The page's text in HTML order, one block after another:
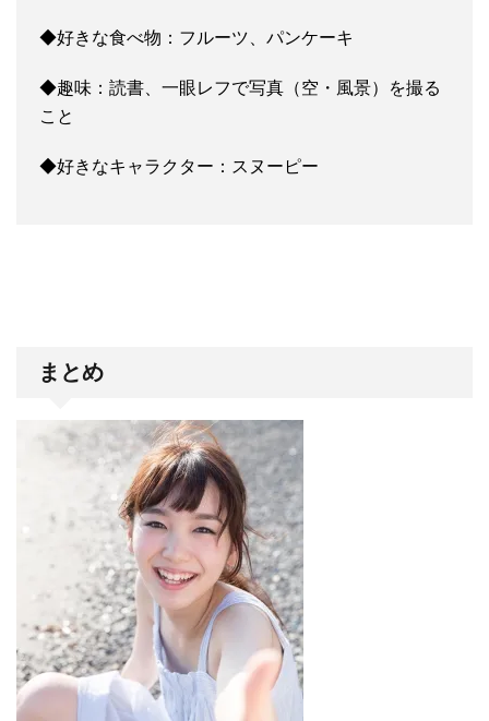
◆好きな食べ物：フルーツ、パンケーキ
◆趣味：読書、一眼レフで写真（空・風景）を撮る
こと
◆好きなキャラクター：スヌーピー
まとめ